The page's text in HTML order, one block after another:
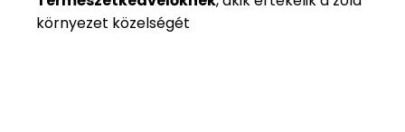
környezet közelségét